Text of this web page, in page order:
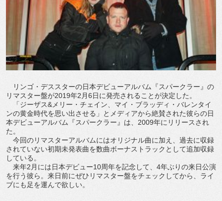
リンゴ・デススターの日本デビューアルバム『スパークラー』の
リマスター盤が2019年2月6日に発売されることが決定した。
「ジーザス&メリー・チェイン、マイ・ブラッディ・バレンタイ
ンの黄金時代を思い出させる」とメディアから絶賛された彼らの日
本デビューアルバム『スパークラー』は、2009年にリリースされ
た。
今回のリマスターアルバムにはオリジナル曲に加え、過去に収録
されていない初期未発表曲を数曲ボーナストラックとして追加収録
している。
来年2月には日本デビュー10周年を記念して、4年ぶりの来日公演
を行う彼ら。来日前にぜひリマスター盤をチェックしてから、ライ
ブにも足を運んで欲しい。